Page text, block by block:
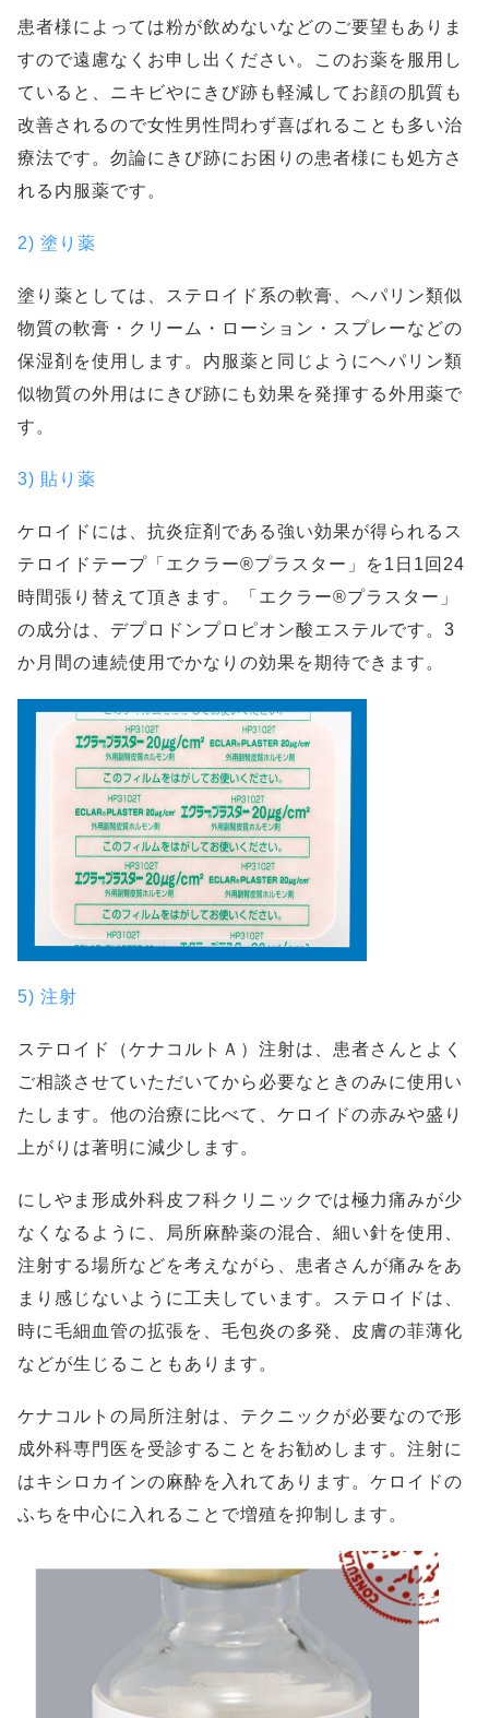
患者様によっては粉が飲めないなどのご要望もありま
すので遠慮なくお申し出ください。このお薬を服用し
ていると、ニキビやにきび跡も軽減してお顔の肌質も
改善されるので女性男性問わず喜ばれることも多い治
療法です。勿論にきび跡にお困りの患者様にも処方さ
れる内服薬です。
2) 塗り薬
塗り薬としては、ステロイド系の軟膏、ヘパリン類似
物質の軟膏・クリーム・ローション・スプレーなどの
保湿剤を使用します。内服薬と同じようにヘパリン類
似物質の外用はにきび跡にも効果を発揮する外用薬で
す。
3) 貼り薬
ケロイドには、抗炎症剤である強い効果が得られるス
テロイドテープ「エクラー®プラスター」を1日1回24
時間張り替えて頂きます。「エクラー®プラスター」
の成分は、デプロドンプロピオン酸エステルです。3
か月間の連続使用でかなりの効果を期待できます。
5) 注射
ステロイド（ケナコルトＡ）注射は、患者さんとよく
ご相談させていただいてから必要なときのみに使用い
たします。他の治療に比べて、ケロイドの赤みや盛り
上がりは著明に減少します。
にしやま形成外科皮フ科クリニックでは極力痛みが少
なくなるように、局所麻酔薬の混合、細い針を使用、
注射する場所などを考えながら、患者さんが痛みをあ
まり感じないように工夫しています。ステロイドは、
時に毛細血管の拡張を、毛包炎の多発、皮膚の菲薄化
などが生じることもあります。
ケナコルトの局所注射は、テクニックが必要なので形
成外科専門医を受診することをお勧めします。注射に
はキシロカインの麻酔を入れてあります。ケロイドの
ふちを中心に入れることで増殖を抑制します。